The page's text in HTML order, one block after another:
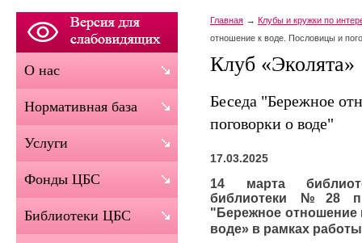
Главная
Клубы и кружки по
отношение к воде. Пословицы и
Клуб «Эколята»
Беседа "Бережное
поговорки о воде"
17.03.2025
14 марта
библиотеки №28
"Бережное отношение
воде» в рамках
О нас
Нормативная база
Услуги
Фонды ЦБС
Библиотеки ЦБС